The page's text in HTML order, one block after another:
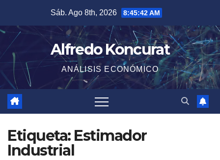
contenido
Sáb. Ago 8th, 2026 8:45:43 AM
Alfredo Koncurat
ANÁLISIS ECONÓMICO
Etiqueta: Estimador
Industrial